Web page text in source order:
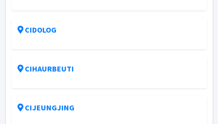
CIDOLOG
CIHAURBEUTI
CIJEUNGJING